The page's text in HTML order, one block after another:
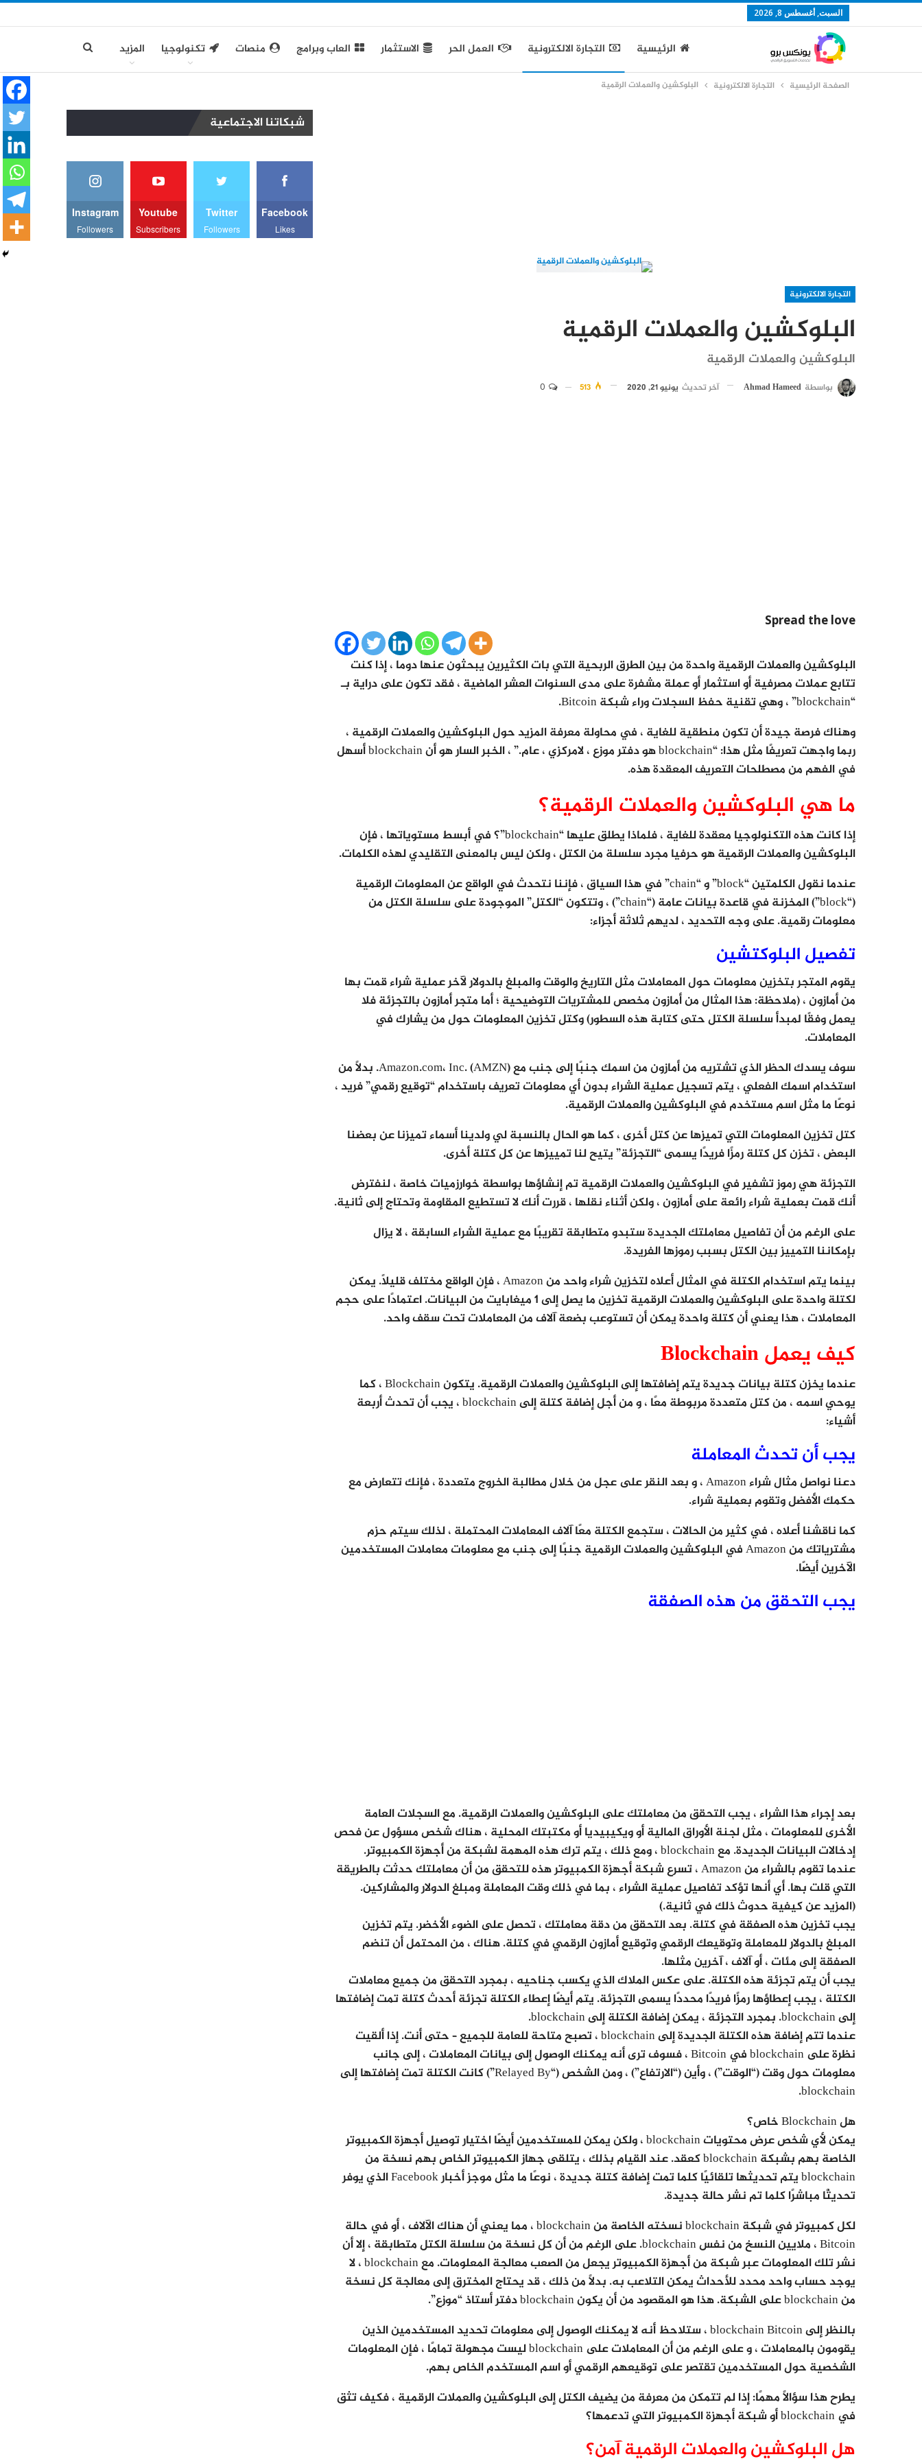
السبت, أغسطس 8, 2026
الرئيسية التجارة الالكترونية العمل الحر الاستثمار العاب وبرامج منصات تكنولوجيا المزيد
الصفحة الرئيسية التجارة الالكترونية البلوكشين والعملات الرقمية
التجارة الالكترونية
البلوكشين والعملات الرقمية
البلوكشين والعملات الرقمية
بواسطة Ahmad Hameed آخر تحديث يونيو 21, 2020
Spread the love
البلوكشين والعملات الرقمية واحدة من بين الطرق الربحية التي بات الكثيرين يبحثون عنها دوما ، إذا كنت
تتابع عملات مصرفية أو استثمار أو عملة مشفرة على مدى السنوات العشر الماضية ، فقد تكون على دراية بـ
“blockchain” ، وهي تقنية حفظ السجلات وراء شبكة Bitcoin.
وهناك فرصة جيدة أن تكون منطقية للغاية ، في محاولة معرفة المزيد حول البلوكشين والعملات الرقمية ،
ربما واجهت تعريفًا مثل هذا: “blockchain هو دفتر موزع ، لامركزي ، عام.” ، الخبر السار هو أن blockchain أسهل
في الفهم من مصطلحات التعريف المعقدة هذه.
ما هي البلوكشين والعملات الرقمية؟
إذا كانت هذه التكنولوجيا معقدة للغاية ، فلماذا يطلق عليها “blockchain”؟ في أبسط مستوياتها ، فإن
البلوكشين والعملات الرقمية هو حرفيا مجرد سلسلة من الكتل ، ولكن ليس بالمعنى التقليدي لهذه الكلمات.
عندما نقول الكلمتين “block” و “chain” في هذا السياق ، فإننا نتحدث في الواقع عن المعلومات الرقمية
(“block”) المخزنة في قاعدة بيانات عامة (“chain”) ، وتتكون “الكتل” الموجودة على سلسلة الكتل من
معلومات رقمية. على وجه التحديد ، لديهم ثلاثة أجزاء:
تفصيل البلوكتشين
يقوم المتجر بتخزين معلومات حول المعاملات مثل التاريخ والوقت والمبلغ بالدولار لآخر عملية شراء قمت بها
من أمازون ، (ملاحظة: هذا المثال من أمازون مخصص للمشتريات التوضيحية ؛ أما متجر أمازون بالتجزئة فلا
يعمل وفقًا لمبدأ سلسلة الكتل حتى كتابة هذه السطور) وكتل تخزين المعلومات حول من يشارك في
المعاملات.
سوف يسدك الحظر الذي تشتريه من أمازون من اسمك جنبًا إلى جنب مع Amazon.com، Inc. (AMZN). بدلاً من
استخدام اسمك الفعلي ، يتم تسجيل عملية الشراء بدون أي معلومات تعريف باستخدام “توقيع رقمي” فريد ،
نوعًا ما مثل اسم مستخدم في البلوكشين والعملات الرقمية.
كتل تخزين المعلومات التي تميزها عن كتل أخرى ، كما هو الحال بالنسبة لي ولدينا أسماء تميزنا عن بعضنا
البعض ، تخزن كل كتلة رمزًا فريدًا يسمى “التجزئة” يتيح لنا تمييزها عن كل كتلة أخرى.
التجزئة هي رموز تشفير في البلوكشين والعملات الرقمية تم إنشاؤها بواسطة خوارزميات خاصة ، لنفترض
أنك قمت بعملية شراء رائعة على أمازون ، ولكن أثناء نقلها ، قررت أنك لا تستطيع المقاومة وتحتاج إلى ثانية.
على الرغم من أن تفاصيل معاملتك الجديدة ستبدو متطابقة تقريبًا مع عملية الشراء السابقة ، لا يزال
بإمكاننا التمييز بين الكتل بسبب رموزها الفريدة.
بينما يتم استخدام الكتلة في المثال أعلاه لتخزين شراء واحد من Amazon ، فإن الواقع مختلف قليلاً. يمكن
لكتلة واحدة على البلوكشين والعملات الرقمية تخزين ما يصل إلى 1 ميغابايت من البيانات. اعتمادًا على حجم
المعاملات ، هذا يعني أن كتلة واحدة يمكن أن تستوعب بضعة آلاف من المعاملات تحت سقف واحد.
كيف يعمل Blockchain
عندما يخزن كتلة بيانات جديدة يتم إضافتها إلى البلوكشين والعملات الرقمية. يتكون Blockchain ، كما
يوحي اسمه ، من كتل متعددة مربوطة معًا ، و من أجل إضافة كتلة إلى blockchain ، يجب أن تحدث أربعة
أشياء:
يجب أن تحدث المعاملة
دعنا نواصل مثال شراء Amazon ، و بعد النقر على عجل من خلال مطالبة الخروج متعددة ، فإنك تتعارض مع
حكمك الأفضل وتقوم بعملية شراء.
كما ناقشنا أعلاه ، في كثير من الحالات ، ستجمع الكتلة معًا آلاف المعاملات المحتملة ، لذلك سيتم حزم
مشترياتك من Amazon في البلوكشين والعملات الرقمية جنبًا إلى جنب مع معلومات معاملات المستخدمين
الآخرين أيضًا.
يجب التحقق من هذه الصفقة
بعد إجراء هذا الشراء ، يجب التحقق من معاملتك على البلوكشين والعملات الرقمية. مع السجلات العامة
الأخرى للمعلومات ، مثل لجنة الأوراق المالية أو ويكيبيديا أو مكتبتك المحلية ، هناك شخص مسؤول عن فحص
إدخالات البيانات الجديدة. مع blockchain ، ومع ذلك ، يتم ترك هذه المهمة لشبكة من أجهزة الكمبيوتر.
عندما تقوم بالشراء من Amazon ، تسرع شبكة أجهزة الكمبيوتر هذه للتحقق من أن معاملتك حدثت بالطريقة
التي قلت بها. أي أنها تؤكد تفاصيل عملية الشراء ، بما في ذلك وقت المعاملة ومبلغ الدولار والمشاركين.
(المزيد عن كيفية حدوث ذلك في ثانية.)
يجب تخزين هذه الصفقة في كتلة. بعد التحقق من دقة معاملتك ، تحصل على الضوء الأخضر. يتم تخزين
المبلغ بالدولار للمعاملة وتوقيعك الرقمي وتوقيع أمازون الرقمي في كتلة. هناك ، من المحتمل أن تنضم
الصفقة إلى مئات ، أو آلاف ، آخرين مثلها.
يجب أن يتم تجزئة هذه الكتلة. على عكس الملاك الذي يكسب جناحيه ، بمجرد التحقق من جميع معاملات
الكتلة ، يجب إعطاؤها رمزًا فريدًا محددًا يسمى التجزئة. يتم أيضًا إعطاء الكتلة تجزئة أحدث كتلة تمت إضافتها
إلى blockchain. بمجرد التجزئة ، يمكن إضافة الكتلة إلى blockchain.
عندما تتم إضافة هذه الكتلة الجديدة إلى blockchain ، تصبح متاحة للعامة للجميع – حتى أنت. إذا ألقيت
نظرة على blockchain في Bitcoin ، فسوف ترى أنه يمكنك الوصول إلى بيانات المعاملات ، إلى جانب
معلومات حول وقت (“الوقت”) ، وأين (“الارتفاع”) ، ومن الشخص (“Relayed By”) كانت الكتلة تمت إضافتها إلى
blockchain.
هل Blockchain خاص؟
يمكن لأي شخص عرض محتويات blockchain ، ولكن يمكن للمستخدمين أيضًا اختيار توصيل أجهزة الكمبيوتر
الخاصة بهم بشبكة blockchain كعقد. عند القيام بذلك ، يتلقى جهاز الكمبيوتر الخاص بهم نسخة من
blockchain يتم تحديثها تلقائيًا كلما تمت إضافة كتلة جديدة ، نوعًا ما مثل موجز أخبار Facebook الذي يوفر
تحديثًا مباشرًا كلما تم نشر حالة جديدة.
لكل كمبيوتر في شبكة blockchain نسخته الخاصة من blockchain ، مما يعني أن هناك الآلاف ، أو في حالة
Bitcoin ، ملايين النسخ من نفس blockchain. على الرغم من أن كل نسخة من سلسلة الكتل متطابقة ، إلا أن
نشر تلك المعلومات عبر شبكة من أجهزة الكمبيوتر يجعل من الصعب معالجة المعلومات. مع blockchain ، لا
يوجد حساب واحد محدد للأحداث يمكن التلاعب به. بدلاً من ذلك ، قد يحتاج المخترق إلى معالجة كل نسخة
من blockchain على الشبكة. هذا هو المقصود من أن يكون blockchain دفتر أستاذ “موزع”.
بالنظر إلى blockchain Bitcoin ، ستلاحظ أنه لا يمكنك الوصول إلى معلومات تحديد المستخدمين الذين
يقومون بالمعاملات ، و على الرغم من أن المعاملات على blockchain ليست مجهولة تمامًا ، فإن المعلومات
الشخصية حول المستخدمين تقتصر على توقيعهم الرقمي أو اسم المستخدم الخاص بهم.
يطرح هذا سؤالًا مهمًا: إذا لم تتمكن من معرفة من يضيف الكتل إلى البلوكشين والعملات الرقمية ، فكيف تثق
في blockchain أو شبكة أجهزة الكمبيوتر التي تدعمها؟
هل البلوكشين والعملات الرقمية آمن؟
شبكاتنا الاجتماعية
Facebook
Likes
Twitter
Followers
Youtube
Subscribers
Instagram
Followers